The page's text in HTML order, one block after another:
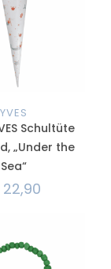
Schultüte
„Under the
Sea“